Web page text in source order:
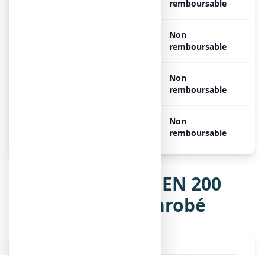
remboursable
Non
remboursable
Non
remboursable
Non
remboursable
Notice de NUROFEN 200
mg, comprimé enrobé